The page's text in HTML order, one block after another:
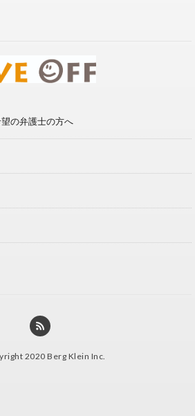
の弁護士の方へ
2020 Berg Klein Inc.